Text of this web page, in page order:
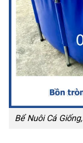
Bể Nuôi Cá